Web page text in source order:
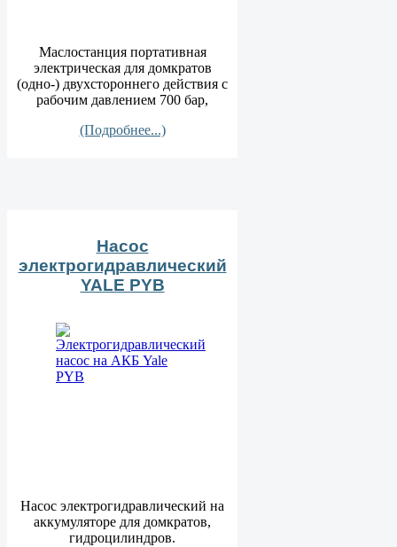
Маслостанция портативная
электрическая для домкратов
(одно-) двухстороннего действия с
рабочим давлением 700 бар,
(Подробнее...)
Насос
электрогидравлический
YALE PYB
Насос электрогидравлический на
аккумуляторе для домкратов,
гидроцилиндров.